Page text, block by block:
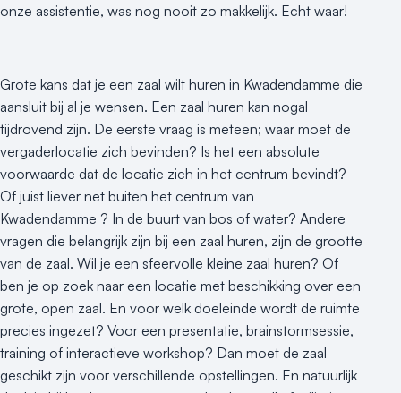
onze assistentie, was nog nooit zo makkelijk. Echt waar!
Grote kans dat je een zaal wilt huren in Kwadendamme die
aansluit bij al je wensen. Een zaal huren kan nogal
tijdrovend zijn. De eerste vraag is meteen; waar moet de
vergaderlocatie zich bevinden? Is het een absolute
voorwaarde dat de locatie zich in het centrum bevindt?
Of juist liever net buiten het centrum van
Kwadendamme ? In de buurt van bos of water? Andere
vragen die belangrijk zijn bij een zaal huren, zijn de grootte
van de zaal. Wil je een sfeervolle kleine zaal huren? Of
ben je op zoek naar een locatie met beschikking over een
grote, open zaal. En voor welk doeleinde wordt de ruimte
precies ingezet? Voor een presentatie, brainstormsessie,
training of interactieve workshop? Dan moet de zaal
geschikt zijn voor verschillende opstellingen. En natuurlijk